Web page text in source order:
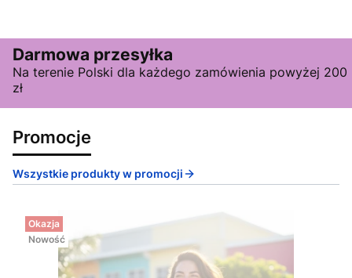
Darmowa przesyłka
Na terenie Polski dla każdego zamówienia powyżej 200
zł
Promocje
Wszystkie produkty w promocji
Okazja
Nowość